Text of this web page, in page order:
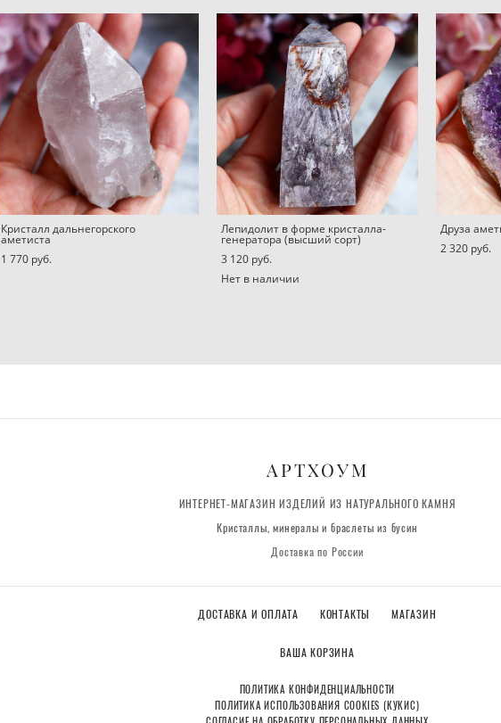
Кристалл дальнегорского
аметиста
1 770 pуб.
Лепидолит в форме кристалла-
генератора (высший сорт)
3 120 pуб.
Нет в наличии
Друза
2 320 pуб.
АРТХОУМ
ИНТЕРНЕТ-МАГАЗИН ИЗДЕЛИЙ ИЗ НАТУРАЛЬНОГО КАМНЯ
Кристаллы, минералы и браслеты из бусин
Доставка по России
ДОСТАВКА И ОПЛАТА КОНТАКТЫ МАГАЗИН
ВАША КОРЗИНА
ПОЛИТИКА КОНФИДЕНЦИАЛЬНОСТИ
ПОЛИТИКА ИСПОЛЬЗОВАНИЯ COOKIES (КУКИС)